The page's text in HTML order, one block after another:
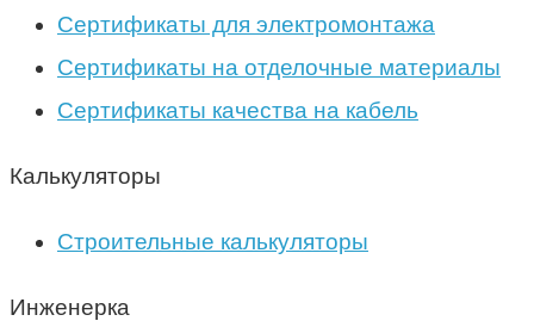
Сертификаты для электромонтажа
Сертификаты на отделочные материалы
Сертификаты качества на кабель
Калькуляторы
Строительные калькуляторы
Инженерка